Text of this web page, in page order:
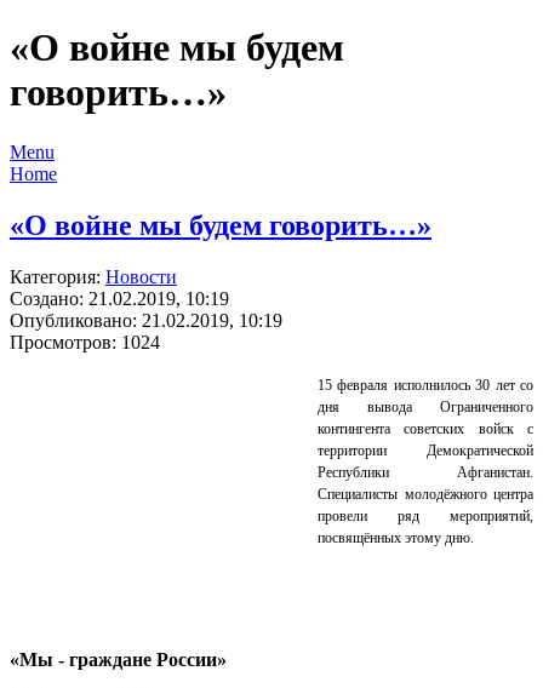
«О войне мы будем
говорить…»
Menu
Home
«О войне мы будем говорить…»
Категория: Новости
Создано: 21.02.2019, 10:19
Опубликовано: 21.02.2019, 10:19
Просмотров: 1024
15 февраля исполнилось 30 лет со
дня вывода Ограниченного
контингента советских войск с
территории Демократической
Республики Афганистан.
Специалисты молодёжного центра
провели ряд мероприятий,
посвящённых этому дню.
«Мы - граждане России»